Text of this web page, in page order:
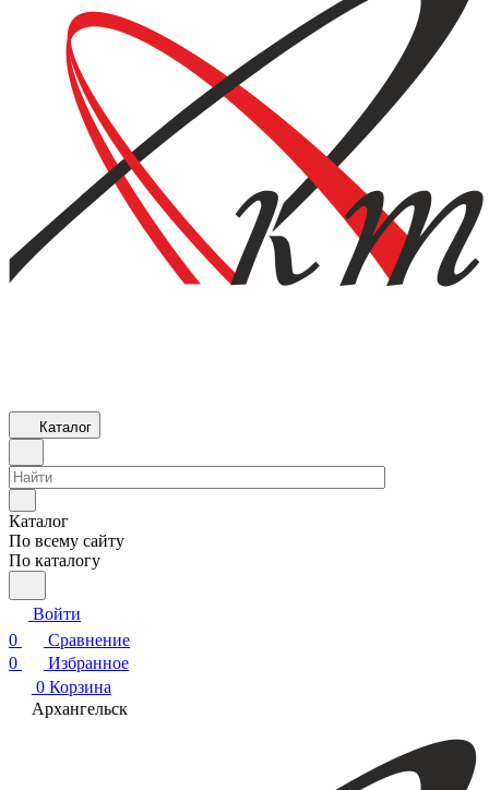
Каталог
Каталог
По всему сайту
По каталогу
Войти
0
Сравнение
0
Избранное
0 Корзина
Архангельск